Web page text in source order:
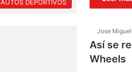
AUTOS DEPORTIVOS
Jose
Así se
Wheels